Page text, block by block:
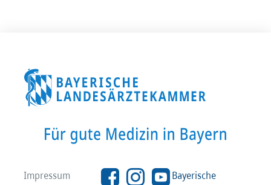
Impressum
Bayerische